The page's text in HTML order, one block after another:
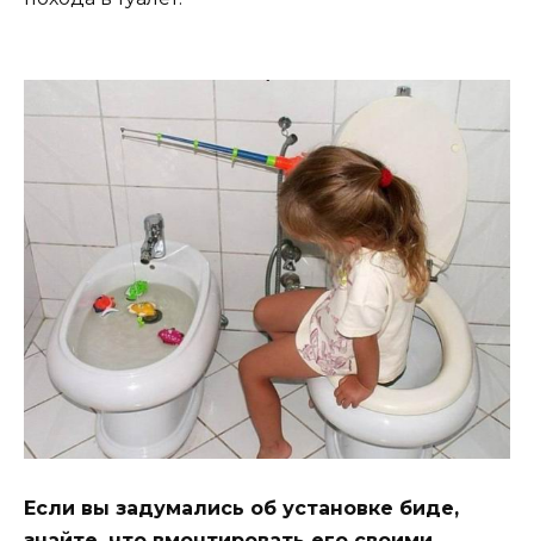
Если вы задумались об установке биде,